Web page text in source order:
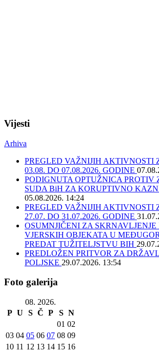
Vijesti
Arhiva
PREGLED VAŽNIJIH AKTIVNOSTI
03.08. DO 07.08.2026. GODINE
PODIGNUTA OPTUŽNICA PROTIV
SUDA BiH ZA KORUPTIVNO
05.08.2026. 14:24
PREGLED VAŽNIJIH AKTIVNOSTI
27.07. DO 31.07.2026. GODINE
OSUMNJIČENI ZA SKRNAVLJENJE
VJERSKIH OBJEKATA U
PREDAT TUŽITELJSTVU BIH
PREDLOŽEN PRITVOR ZA
POLJSKE 29.07.2026. 13:54
Foto galerija
08. 2026.
P U S Č P S N
01 02
03 04 05 06 07 08 09
10 11 12 13 14 15 16